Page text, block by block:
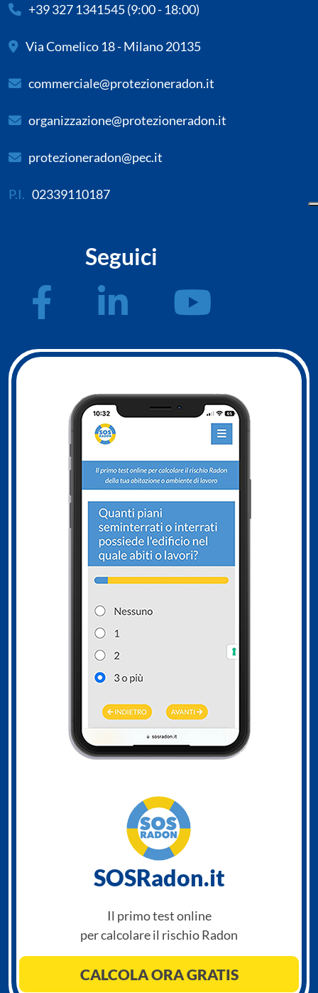
+39 327 1341545(9:00 - 18:00)
Via Comelico 18 - Milano 20135
commerciale@protezioneradon.it
organizzazione@protezioneradon.it
protezioneradon@pec.it
P.I. 02339110187
Seguici
SOSRadon.it
Il primo test online
per calcolare il rischio Radon
CALCOLA ORA GRATIS